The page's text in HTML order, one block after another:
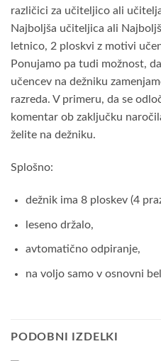
različici za učiteljico ali
Najboljša učiteljica ali
letnico, 2 ploskvi z motivi
Ponujamo pa tudi možnost,
učencev na dežniku
razreda. V primeru, da se
komentar ob zaključku
želite na dežniku.
Splošno:
dežnik ima 8 ploskev (4
leseno držalo,
avtomatično odpiranje,
na voljo samo v osnovni
PODOBNI IZDELKI